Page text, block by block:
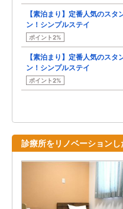
【素泊まり】定番人気のスタ
ン！シンプルステイ
ポイント2%
【素泊まり】定番人気のスタ
ン！シンプルステイ
ポイント2%
診療所をリノベーション